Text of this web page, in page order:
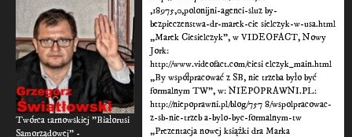
Twórca tarnowskiej "Białorusi
Samorządowej" -
,18975,0,polonijni-agenci-sluz by-
bezpieczenstwa-dr-marek-cie sielczyk-w-usa.html
„Marek Ciesielczyk”, w VIDEOFACT, Nowy
Jork:
http://www.videofact.com/ciesi elczyk_main.html
„By współpracować z SB, nie trzeba było być
formalnym TW”, w: NIEPOPRAWNI.PL:
http://niepoprawni.pl/blog/757 8/wspolpracowac-
z-sb-nie-trzeb a-bylo-byc-formalnym-tw
„Prezentacja nowej książki dra Marka